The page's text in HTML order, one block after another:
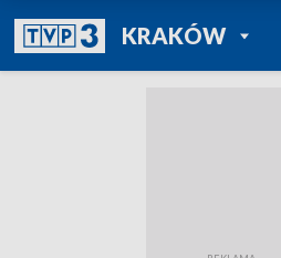
KRAKÓWPOWRÓT DO
TVP REGIONY